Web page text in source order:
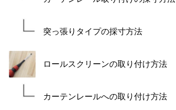
突っ張りタイプの採寸方法
ロールスクリーンの取り付け方法
カーテンレールへの取り付け方法